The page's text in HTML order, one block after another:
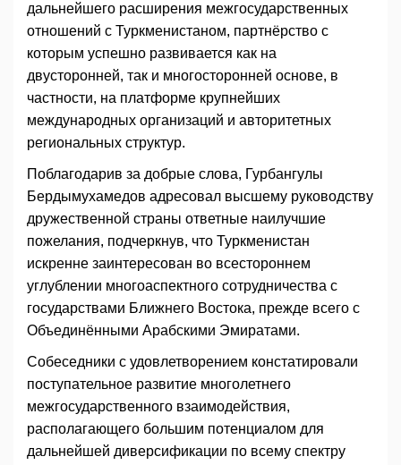
дальнейшего расширения межгосударственных
отношений с Туркменистаном, партнёрство с
которым успешно развивается как на
двусторонней, так и многосторонней основе, в
частности, на платформе крупнейших
международных организаций и авторитетных
региональных структур.
Поблагодарив за добрые слова, Гурбангулы
Бердымухамедов адресовал высшему руководству
дружественной страны ответные наилучшие
пожелания, подчеркнув, что Туркменистан
искренне заинтересован во всестороннем
углублении многоаспектного сотрудничества с
государствами Ближнего Востока, прежде всего с
Объединёнными Арабскими Эмиратами.
Собеседники с удовлетворением констатировали
поступательное развитие многолетнего
межгосударственного взаимодействия,
располагающего большим потенциалом для
дальнейшей диверсификации по всему спектру